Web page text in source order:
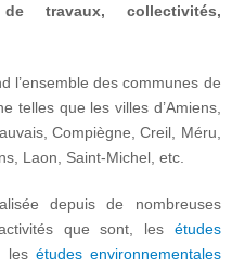
de travaux, collectivités,
l’ensemble des communes de
telles que les villes d’Amiens,
Compiègne, Creil, Méru,
Laon, Saint-Michel, etc.
depuis de nombreuses
que sont, les études
, les études environnementales